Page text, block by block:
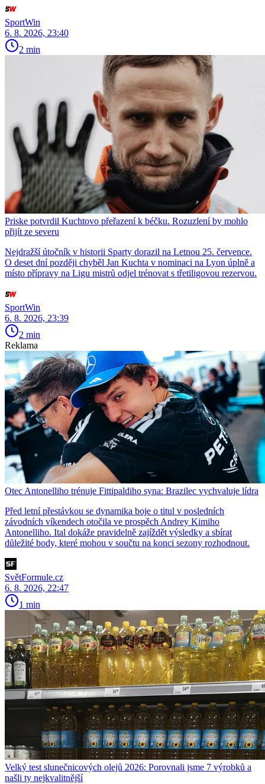
SportWin
6. 8. 2026, 23:40
2 min
Priske potvrdil Kuchtovo přeřazení k béčku. Rozuzlení by mohlo
přijít ze severu
Nejdražší útočník v historii Sparty dorazil na Letnou 25. července.
O deset dní později chyběl Jan Kuchta v nominaci na Lyon úplně a
místo přípravy na Ligu mistrů odjel trénovat s třetiligovou rezervou.
SportWin
6. 8. 2026, 23:39
2 min
Reklama
Otec Antonelliho trénuje Fittipaldiho syna: Brazilec vychvaluje lídra
Před letní přestávkou se dynamika boje o titul v posledních
závodních víkendech otočila ve prospěch Andrey Kimiho
Antonelliho. Ital dokáže pravidelně zajíždět výsledky a sbírat
důležité body, které mohou v součtu na konci sezony rozhodnout.
SvětFormule.cz
6. 8. 2026, 22:47
1 min
Velký test slunečnicových olejů 2026: Porovnali jsme 7 výrobků a
našli ty nejkvalitnější